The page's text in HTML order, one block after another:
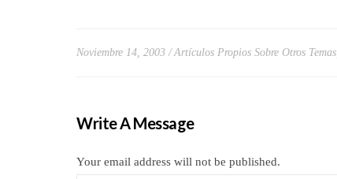
Noviembre 14, 2003 Artículos Propios Sobre Otros Temas
Write A Message
Your email address will not be published.